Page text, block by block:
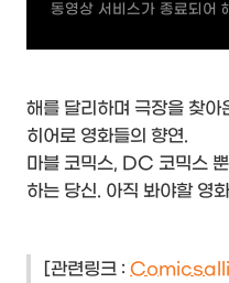
동영상 서비스가 종료되어
해를 달리하며 극장을 찾아
히어로 영화들의 향연.
마블 코믹스, DC 코믹스
하는 당신. 아직 봐야할 영
[관련링크 :